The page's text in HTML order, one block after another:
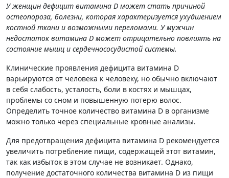
У женщин дефицит витамина D может стать причиной
остеопороза, болезни, которая характеризуется ухудшением
костной ткани и возможными переломами. У мужчин
недостаток витамина D может отрицательно повлиять на
состояние мышц и сердечнососудистой системы.
Клинические проявления дефицита витамина D
варьируются от человека к человеку, но обычно включают
в себя слабость, усталость, боли в костях и мышцах,
проблемы со сном и повышенную потерю волос.
Определить точное количество витамина D в организме
можно только через специальные кровные анализы.
Для предотвращения дефицита витамина D рекомендуется
увеличить потребление пищи, содержащей этот витамин,
так как избыток в этом случае не возникает. Однако,
получение достаточного количества витамина D из пищи